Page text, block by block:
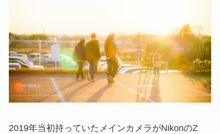
2019年当初持っていたメインカメラがNikonのZ